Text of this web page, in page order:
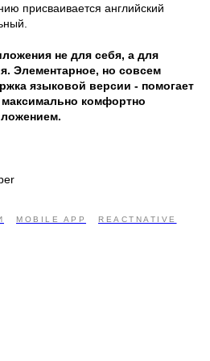
присваивается английский
не для себя, а для
Элементарное, но совсем
языковой версии - помогает
комфортно
MOBILE APP REACTNATIVE